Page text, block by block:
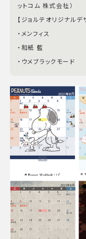
ットコム 株式会社）
【ジョルテオリジナルデ
・メンフィス
・和紙 藍
・ウメブラックモード